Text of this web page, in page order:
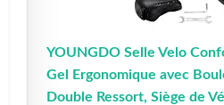
YOUNGDO Selle Velo
Gel Ergonomique avec
Double Ressort, Siège de